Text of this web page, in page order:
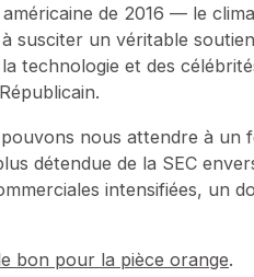
de 2016 — le
susciter un véritable
technologie et des
nous attendre à un
détendue de la SEC
intensifiées, un
bon pour la pièce orange.